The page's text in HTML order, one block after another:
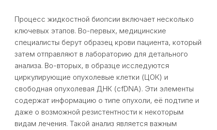
Процесс жидкостной биопсии включает несколько
ключевых этапов. Во-первых, медицинские
специалисты берут образец крови пациента, который
затем отправляют в лабораторию для детального
анализа. Во-вторых, в образце исследуются
циркулирующие опухолевые клетки (ЦОК) и
свободная опухолевая ДНК (cfDNA). Эти элементы
содержат информацию о типе опухоли, её подтипе и
даже о возможной резистентности к некоторым
видам лечения. Такой анализ является важным